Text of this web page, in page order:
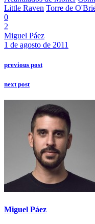
Little Raven Torre de
0
2
Miguel Páez
1 de agosto de 2011
previous post
next post
Miguel Páez